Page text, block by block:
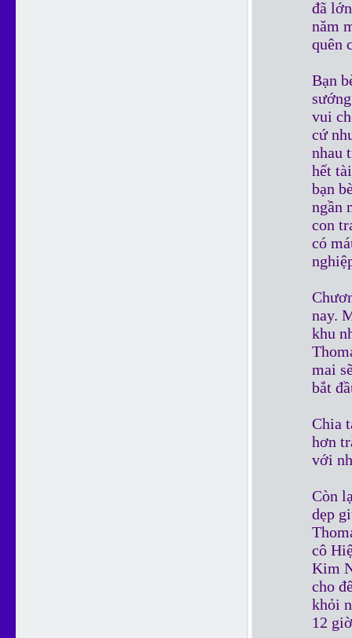
đã
năm
quên
Bạn
vui
cứ
nhau
hết
bạn
ngần
con
có
nay.
khu
mai
bắt
Chia
hơn
với
Còn
dẹp
cô
Kim
cho
khỏi
12